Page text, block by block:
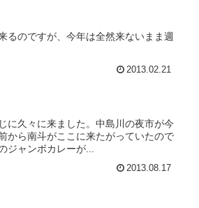
るのですが、今年は全然来ないまま週
2013.02.21
に久々に来ました。中島川の夜市が今
から南斗がここに来たがっていたので
ジャンボカレーが...
2013.08.17